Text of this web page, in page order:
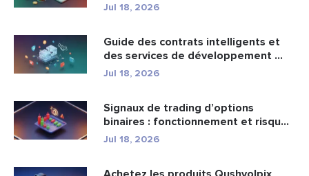
Jul 18, 2026
Guide des contrats intelligents et
des services de développement ...
Jul 18, 2026
Signaux de trading d’options
binaires : fonctionnement et risqu...
Jul 18, 2026